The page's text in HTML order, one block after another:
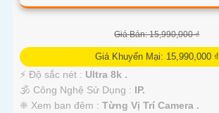
Giá Bán: 15,990,000 ₫
Giá Khuyến Mại: 15,990,000 ₫
️⚡ Độ sắc nét : Ultra 8k .
🕉️ Công Nghệ Sử Dụng : IP.
❈ Xem ban đêm : Từng Vị Trí Camera .